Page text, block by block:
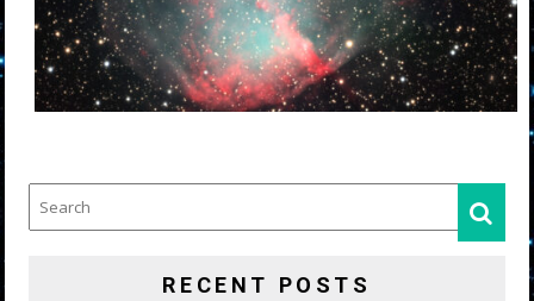
RECENT POSTS